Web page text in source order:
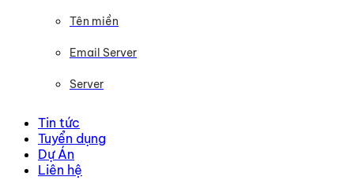
Tên miền
Email Server
Server
Tin tức
Tuyển dụng
Dự Án
Liên hệ